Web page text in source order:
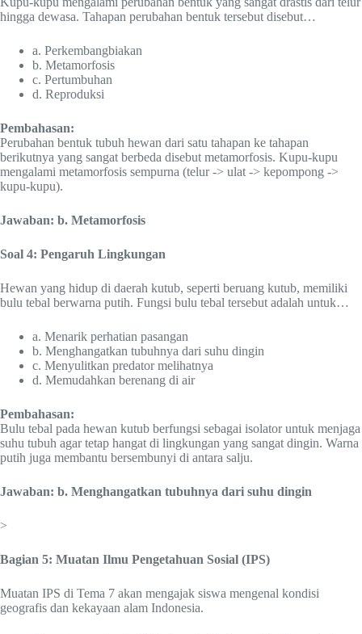
hingga dewasa. Tahapan perubahan bentuk tersebut disebut…
a. Perkembangbiakan
b. Metamorfosis
c. Pertumbuhan
d. Reproduksi
Pembahasan:
Perubahan bentuk tubuh hewan dari satu tahapan ke tahapan
berikutnya yang sangat berbeda disebut metamorfosis. Kupu-kupu
mengalami metamorfosis sempurna (telur -> ulat -> kepompong ->
kupu-kupu).
Jawaban: b. Metamorfosis
Soal 4: Pengaruh Lingkungan
Hewan yang hidup di daerah kutub, seperti beruang kutub, memiliki
bulu tebal berwarna putih. Fungsi bulu tebal tersebut adalah untuk…
a. Menarik perhatian pasangan
b. Menghangatkan tubuhnya dari suhu dingin
c. Menyulitkan predator melihatnya
d. Memudahkan berenang di air
Pembahasan:
Bulu tebal pada hewan kutub berfungsi sebagai isolator untuk menjaga
suhu tubuh agar tetap hangat di lingkungan yang sangat dingin. Warna
putih juga membantu bersembunyi di antara salju.
Jawaban: b. Menghangatkan tubuhnya dari suhu dingin
>
Bagian 5: Muatan Ilmu Pengetahuan Sosial (IPS)
Muatan IPS di Tema 7 akan mengajak siswa mengenal kondisi
geografis dan kekayaan alam Indonesia.